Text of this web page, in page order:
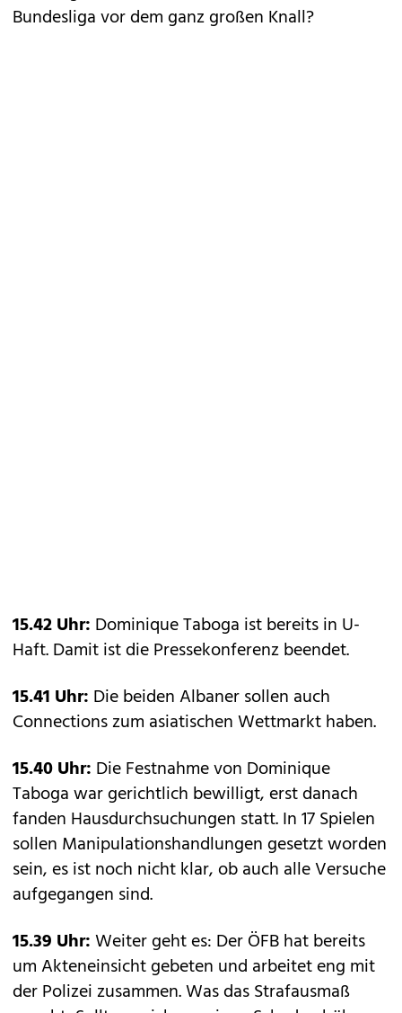
Bundesliga vor dem ganz großen Knall?
15.42 Uhr: Dominique Taboga ist bereits in U-
Haft. Damit ist die Pressekonferenz beendet.
15.41 Uhr: Die beiden Albaner sollen auch
Connections zum asiatischen Wettmarkt haben.
15.40 Uhr: Die Festnahme von Dominique
Taboga war gerichtlich bewilligt, erst danach
fanden Hausdurchsuchungen statt. In 17 Spielen
sollen Manipulationshandlungen gesetzt worden
sein, es ist noch nicht klar, ob auch alle Versuche
aufgegangen sind.
15.39 Uhr:Weiter geht es: Der ÖFB hat bereits
um Akteneinsicht gebeten und arbeitet eng mit
der Polizei zusammen. Was das Strafausmaß